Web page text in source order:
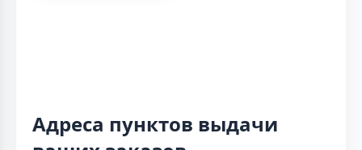
Адреса пунктов выдачи